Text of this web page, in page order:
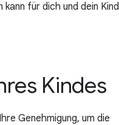
für dich und dein Kind
Kindes
Genehmigung, um die